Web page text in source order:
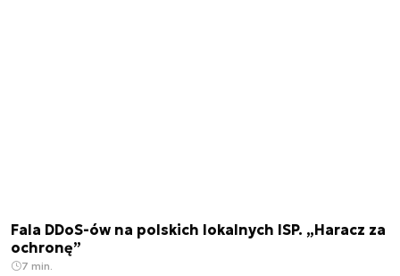
Fala DDoS-ów na polskich lokalnych ISP. „Haracz za
ochronę”
7 min.